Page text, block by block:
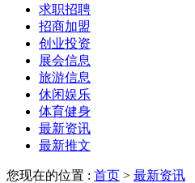
求职招聘
招商加盟
创业投资
展会信息
旅游信息
休闲娱乐
体育健身
最新资讯
最新推文
您现在的位置 : 首页 > 最新资讯